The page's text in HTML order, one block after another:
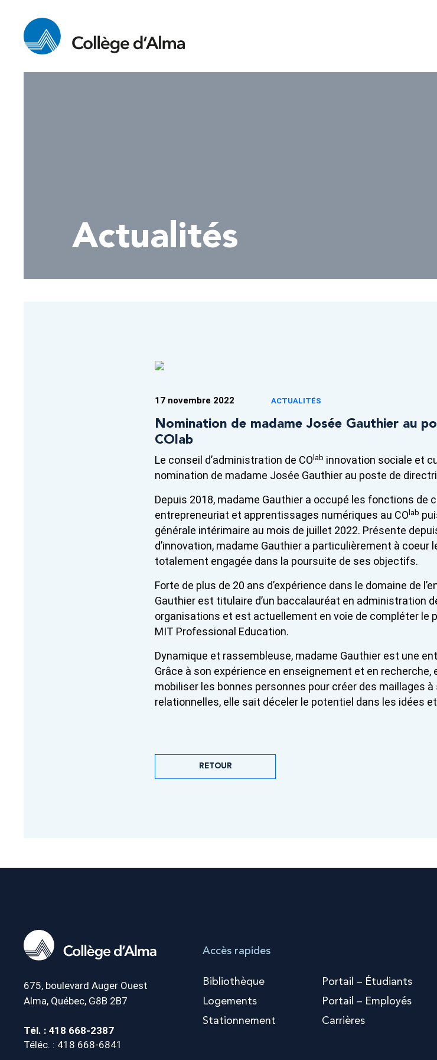
Actualités
17 novembre 2022 ACTUALITÉS
Nomination de madame Josée Gauthier au
COlab
Le conseil d’administration de COlab innovation sociale et
nomination de madame Josée Gauthier au poste de
Depuis 2018, madame Gauthier a occupé les fonctions de
entrepreneuriat et apprentissages numériques au COlab
générale intérimaire au mois de juillet 2022. Présente
d’innovation, madame Gauthier a particulièrement à coeur
totalement engagée dans la poursuite de ses objectifs.
Forte de plus de 20 ans d’expérience dans le domaine de
Gauthier est titulaire d’un baccalauréat en administration
organisations et est actuellement en voie de compléter le
MIT Professional Education.
Dynamique et rassembleuse, madame Gauthier est une
Grâce à son expérience en enseignement et en
mobiliser les bonnes personnes pour créer des maillages
relationnelles, elle sait déceler le potentiel dans les idées
RETOUR
675, boulevard Auger Ouest
Alma, Québec, G8B 2B7
Tél. : 418 668-2387
Téléc. : 418 668-6841
Accès rapides
Bibliothèque
Logements
Stationnement
Portail – Étudiants
Portail – Employés
Carrières